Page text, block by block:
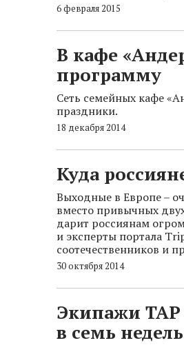
6 февраля 2015
В кафе
программу
Сеть семейных кафе
праздники.
18 декабря 2014
Куда
Выходные в Европе –
вместо привычных
дарит россиянам
и эксперты портала
соотечественников и
30 октября 2014
Экипажи
в семь недель